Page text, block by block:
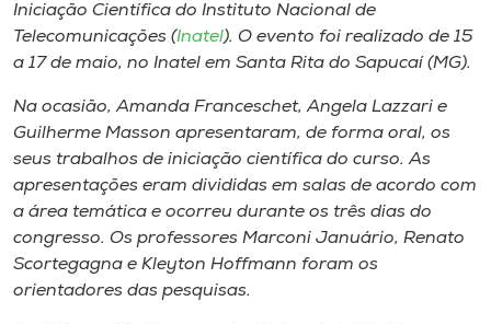
o idioma
A+
Iniciação Científica do Instituto Nacional de
Telecomunicações (Inatel). O evento foi realizado de 15
a 17 de maio, no Inatel em Santa Rita do Sapucaí (MG).
Na ocasião, Amanda Franceschet, Angela Lazzari e
Guilherme Masson apresentaram, de forma oral, os
seus trabalhos de iniciação científica do curso. As
apresentações eram divididas em salas de acordo com
a área temática e ocorreu durante os três dias do
congresso. Os professores Marconi Januário, Renato
Scortegagna e Kleyton Hoffmann foram os
orientadores das pesquisas.